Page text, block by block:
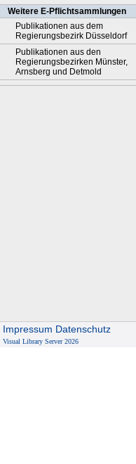
Weitere E-Pflichtsammlungen
Publikationen aus dem
Regierungsbezirk Düsseldorf
Publikationen aus den
Regierungsbezirken Münster,
Arnsberg und Detmold
Impressum Datenschutz
Visual Library Server 2026